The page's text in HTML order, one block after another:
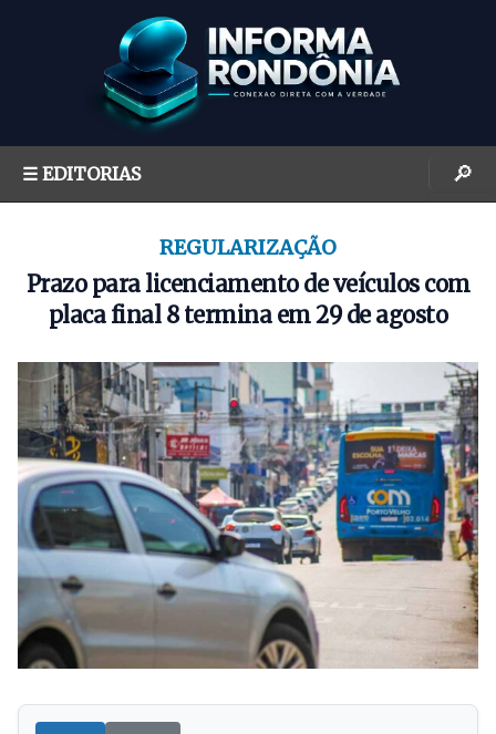
☰ EDITORIAS 🔎
REGULARIZAÇÃO
Prazo para licenciamento de veículos com
placa final 8 termina em 29 de agosto